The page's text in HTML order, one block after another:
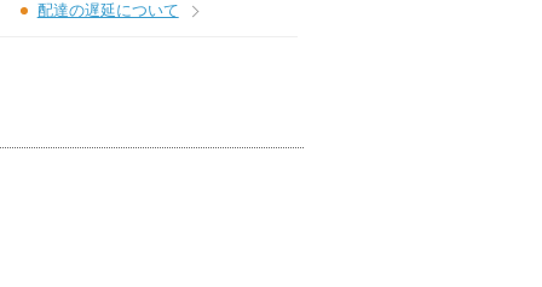
配達の遅延について